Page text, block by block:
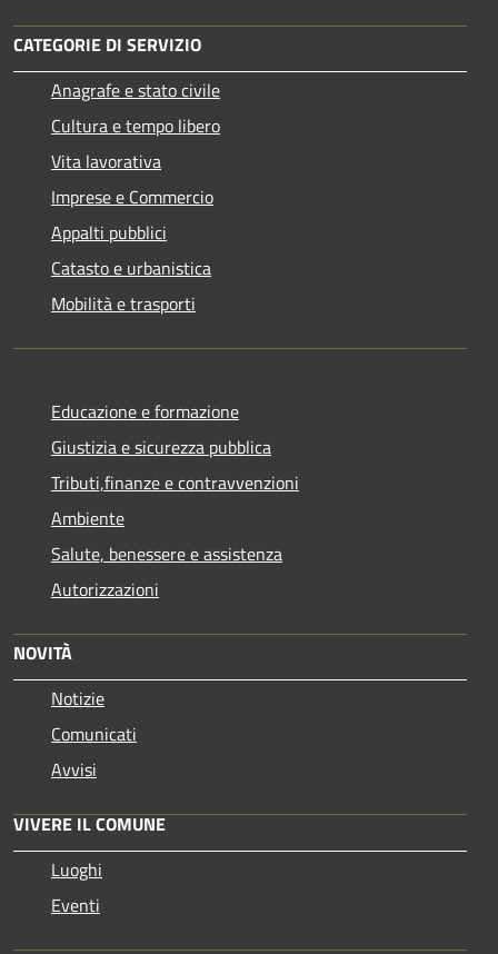
CATEGORIE DI SERVIZIO
Anagrafe e stato civile
Cultura e tempo libero
Vita lavorativa
Imprese e Commercio
Appalti pubblici
Catasto e urbanistica
Mobilità e trasporti
Educazione e formazione
Giustizia e sicurezza pubblica
Tributi,finanze e contravvenzioni
Ambiente
Salute, benessere e assistenza
Autorizzazioni
NOVITÀ
Notizie
Comunicati
Avvisi
VIVERE IL COMUNE
Luoghi
Eventi